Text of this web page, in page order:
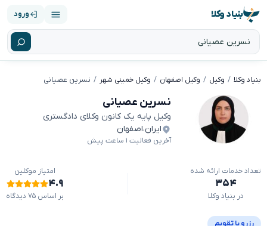
بنیاد وکلا ورود
بنیاد وکلا وکیل وکیل اصفهان وکیل خمینی شهر نسرین عصیانی
نسرین عصیانی
وکیل پایه یک کانون وکلای دادگستری
ایران،اصفهان
آخرین فعالیت ۱ ساعت پیش
تعداد خدمات ارائه شده
۳۵۴
در بنیاد وکلا
امتیاز موکلین
۴.۹
بر اساس ۷۵ دیدگاه
رزرو با تقویم